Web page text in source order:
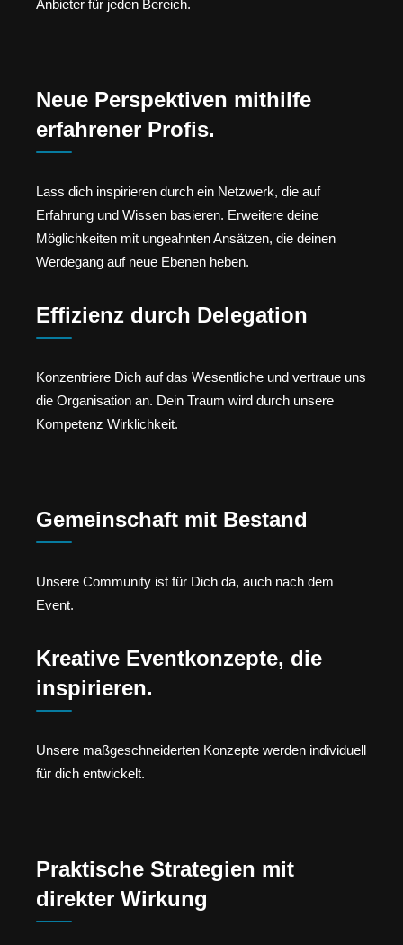
Anbieter für jeden Bereich.
Neue Perspektiven mithilfe
erfahrener Profis.
Lass dich inspirieren durch ein Netzwerk, die auf
Erfahrung und Wissen basieren. Erweitere deine
Möglichkeiten mit ungeahnten Ansätzen, die deinen
Werdegang auf neue Ebenen heben.
Effizienz durch Delegation
Konzentriere Dich auf das Wesentliche und vertraue uns
die Organisation an. Dein Traum wird durch unsere
Kompetenz Wirklichkeit.
Gemeinschaft mit Bestand
Unsere Community ist für Dich da, auch nach dem
Event.
Kreative Eventkonzepte, die
inspirieren.
Unsere maßgeschneiderten Konzepte werden individuell
für dich entwickelt.
Praktische Strategien mit
direkter Wirkung